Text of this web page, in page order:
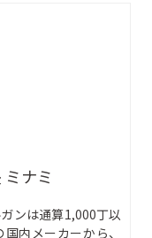
ナミ
ンは通算1,000丁以
内メーカーから、